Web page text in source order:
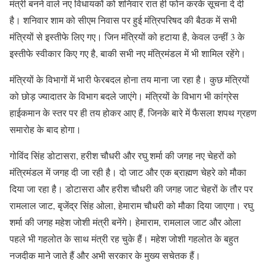
मंत्री बनने वाले नए विधायकों को शनिवार रात ही फोन करके सूचना दे दी
है। शनिवार शाम को सीएम निवास पर हुई मंत्रिपरिषद की बैठक में सभी
मंत्रियों से इस्तीफे लिए गए। जिन मंत्रियों को हटाया है, केवल उन्हीं 3 के
इस्तीफे स्वीकार किए गए है, बाकी सभी नए मंत्रिमंडल में भी शामिल रहेंगे।
मंत्रियों के विभागों में भारी फेरबदल होना तय माना जा रहा है। कुछ मंत्रियों
को छोड़ ज्यादातर के विभाग बदले जाएंगे। मंत्रियों के विभाग भी कांग्रेस
हाईकमान के स्तर पर ही तय होकर आए हैं, जिनके बारे में फैसला शपथ ग्रहण
समारोह के बाद होगा।
गोविंद सिंह डोटासरा, हरीश चौधरी और रघु शर्मा की जगह नए चेहरों को
मंत्रिमंडल में जगह दी जा रही है। दो जाट और एक ब्राह्मण चेहरे को मौका
दिया जा रहा है। डोटासरा और हरीश चौधरी की जगह जाट चेहरों के तौर पर
रामलाल जाट, बृजेंद्र सिंह ओला, हेमाराम चौधरी को मौका दिया जाएगा। रघु
शर्मा की जगह महेश जोशी मंत्री बनेंगे। हेमाराम, रामलाल जाट और ओला
पहले भी गहलोत के साथ मंत्री रह चुके हैं। महेश जोशी गहलोत के बहुत
नजदीक माने जाते हैं और अभी सरकार के मुख्य सचेतक हैं।